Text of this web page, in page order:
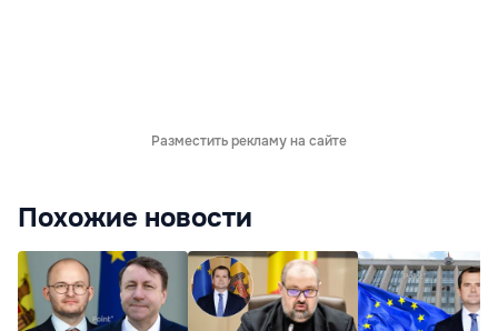
Разместить рекламу на сайте
Похожие новости